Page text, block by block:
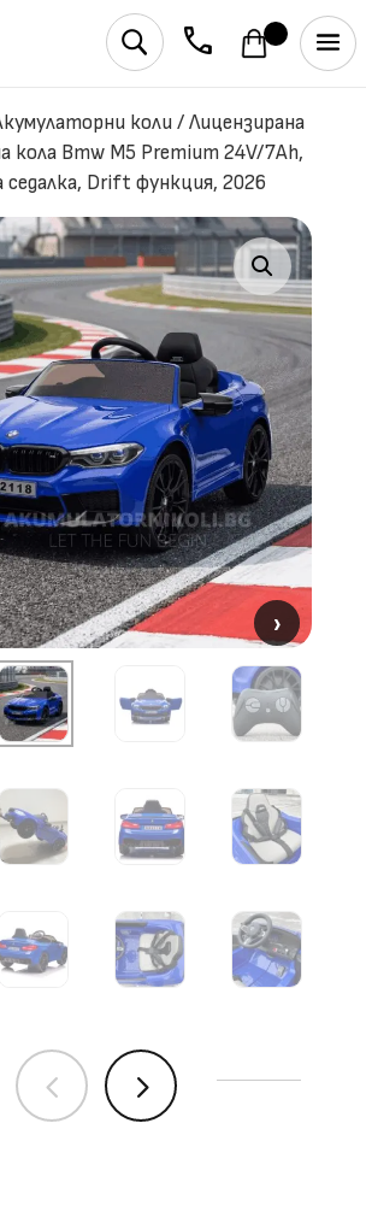
phone
U
коли/ Лицензирана
кола Bmw M5 Premium 24V/7Ah,
седалка, Drift функция, 2026
›
›
4 5